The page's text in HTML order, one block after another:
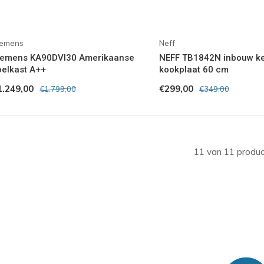
KA90DVI30 Amerikaanse
A++
€1.799,00
Neff
NEFF TB1842N inbouw
kookplaat 60 cm
€299,00 €349,00
11 van 11